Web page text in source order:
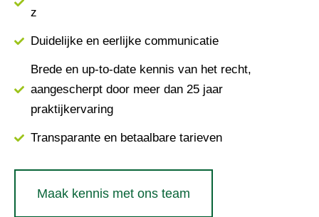
z
Duidelijke en eerlijke communicatie
Brede en up-to-date kennis van het recht,
aangescherpt door meer dan 25 jaar
praktijkervaring
Transparante en betaalbare tarieven
Maak kennis met ons team